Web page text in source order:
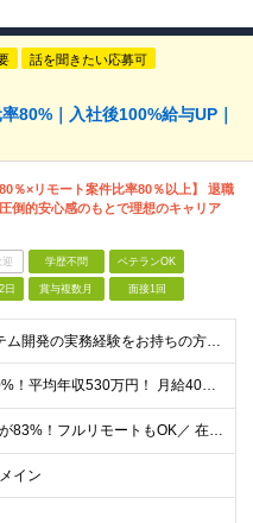
話を聞きたい応募可
80%｜入社後100%給与UP｜
80％×リモート案件比率80％以上】 退職
倒的安心感のもとで理想のキャリア
迎 学歴不問 ベテランOK
日 賞与複数月 面接1回
■何らかのシステム開発の実務経験をお持ちの方(3年以上) ■学歴不問 ≪こんな方にピッタリ≫ □ スキルや経験に見合う正当な収入を得たい □ PGからSEへのステップアップなど上流工程に挑戦したい
★還元率最大80%！平均年収530万円！ 月給40万円～60万円＋業績賞与 想定年収：年収500万円～800万円 ※スキルやご経験、担当案件により変動します ◎スキルや経験を考慮し、優遇します
＼リモート案件が83%！フルリモートもOK／ 在宅勤務、または東京、神奈川、埼玉、千葉のプロジェクト先 ★リモート率83%！フルリモート案件も多数！ ★転居を伴う転勤はありません ■本社 東京都港区
イン